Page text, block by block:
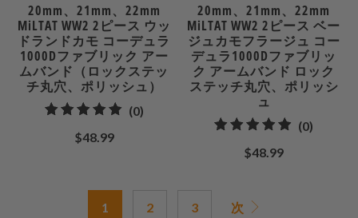
20mm、21mm、22mm
MiLTAT WW2 2ピース ウッ
ドランドカモ コーデュラ
1000Dファブリック アー
ムバンド（ロックステッ
チ丸穴、ポリッシュ）
(0)0
ュ
$48.99
20mm、21mm、22mm
MiLTAT WW2 2ピース ベー
ジュカモフラージュ コー
デュラ1000Dファブリッ
ク アームバンド ロック
ステッチ丸穴、ポリッシ
ュ
(0)
$48.99
1 2 3 次